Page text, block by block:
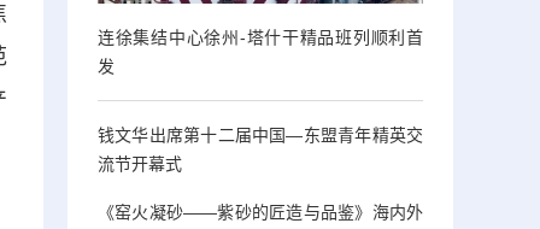
连徐集结中心徐州-塔什干精品班列顺利首
发
钱文华出席第十二届中国—东盟青年精英交
流节开幕式
《窑火凝砂——紫砂的匠造与品鉴》海内外